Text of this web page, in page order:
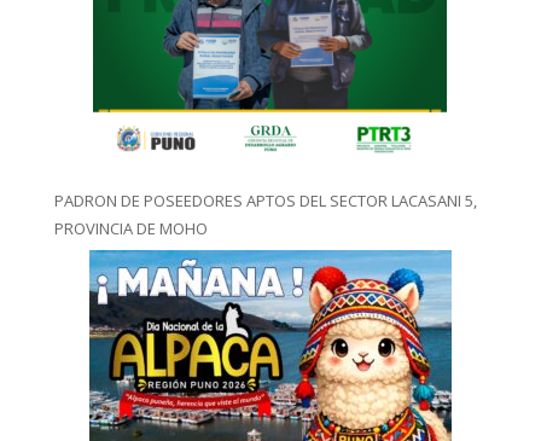
PADRON DE POSEEDORES APTOS DEL SECTOR LACASANI 5,
PROVINCIA DE MOHO